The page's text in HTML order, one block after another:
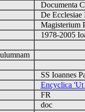
Documenta
De
Magisterium
1978-2005
SS Ioannes
Encyclica
FR
doc